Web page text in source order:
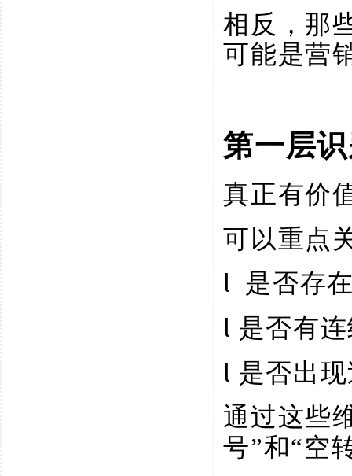
相反，那
可能是营
第一层
真正有价
可以重点
l 是否存
l 是否有
l 是否出
通过这些
号”和“空